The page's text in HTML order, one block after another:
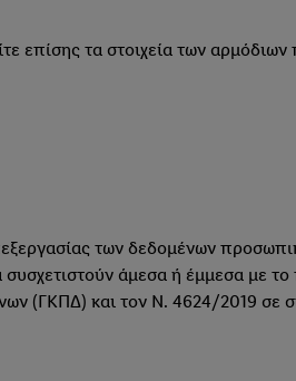
επίσης τα στοιχεία των
των δεδομένων
άμεσα ή έμμεσα με
(ΓΚΠΔ) και τον Ν. 4624/2019